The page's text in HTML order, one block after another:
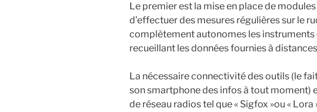
Le premier est la mise en place de
d’effectuer des mesures régulières sur le
complètement autonomes les instruments
recueillant les données fournies à
La nécessaire connectivité des outils (le
son smartphone des infos à tout moment)
de réseau radios tel que « Sigfox »ou «